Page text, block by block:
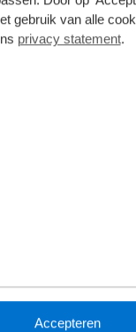
gebruik van alle
privacy statement.
Accepteren
reviews